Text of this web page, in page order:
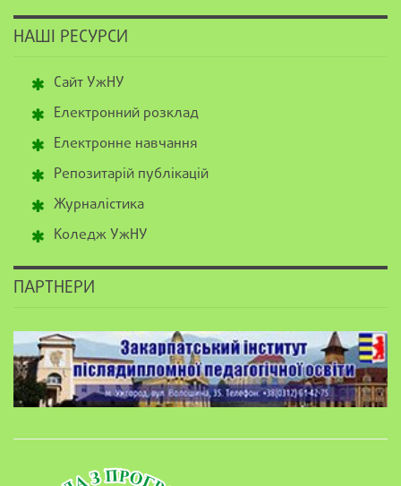
НАШІ РЕСУРСИ
Сайт УжНУ
Електронний розклад
Електронне навчання
Репозитарій публікацій
Журналістика
Коледж УжНУ
ПАРТНЕРИ